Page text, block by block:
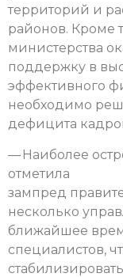
территорий и
районов. Кроме
министерства
поддержку в
эффективного
необходимо
дефицита
— Наиболее
отметила
зампред
несколько
ближайшее
специалистов,